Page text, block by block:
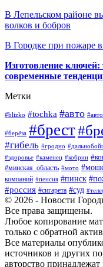
В Лепельском районе
волков и бобров
В Городке при пожаре
Изготовление ключей:
современные
Метки
#blizko #tochka #авто
#берёза #брест
#гибель #гродно
#здоровье #каменец #кобрин
#минская_область #мото
компаний #пенсия #пинск
#россия #сигарета #суд
© 2026 - Новости
Все права защищены.
Любое копирование
только с обратной
Все материалы
источников и других
авторство